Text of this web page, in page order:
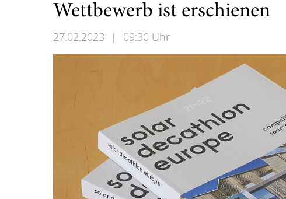
Wettbewerb ist erschienen
27.02.2023 | 09:30 Uhr